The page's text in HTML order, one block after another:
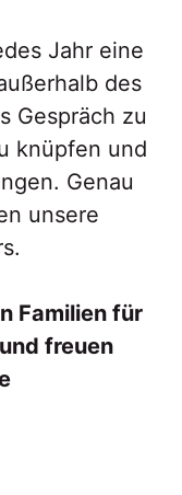
Jahr eine
des
Gespräch zu
knüpfen und
Genau
unsere
Familien für
freuen